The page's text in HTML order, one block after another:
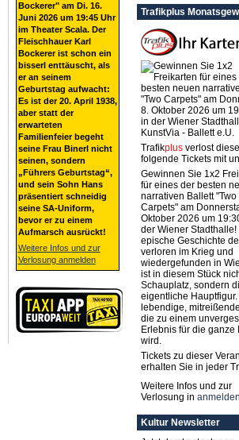
Bockerer" am Di. 16.
Juni 2026 um 19:45 Uhr
im Theater Scala. Der
Fleischhauer Karl
Bockerer ist schon ein
bisserl enttäuscht, als
er an seinem
Geburtstag aufwacht:
Es ist der 20. April 1938,
aber statt der
erwarteten
Familienfeier begeht
seine Frau Binerl nicht
seinen, sondern
„Führers Geburtstag“,
und sein Sohn Hans
präsentiert schneidig
seine SA-Uniform,
bevor er zu einem
Aufmarsch ausrückt!
Weitere Infos und zur
Verlosung anmelden
Trafikplus
Trafikplusverlost
folgende Tickets mit
Gewinnen Sie 1x2
für eines der besten
narrativen Ballett "Two
Carpets" am
Oktober 2026 um
der Wiener Stadthalle!
epische Geschichte
verloren im Krieg und
wiedergefunden in
ist in diesem Stück
Schauplatz, sondern
eigentliche Hauptfigur.
lebendige,
die zu einem
Erlebnis für die ganze
wird.
Tickets zu dieser
erhalten Sie in jeder
Weitere Infos und zur
Verlosung in anmelden
Kultur Newsletter